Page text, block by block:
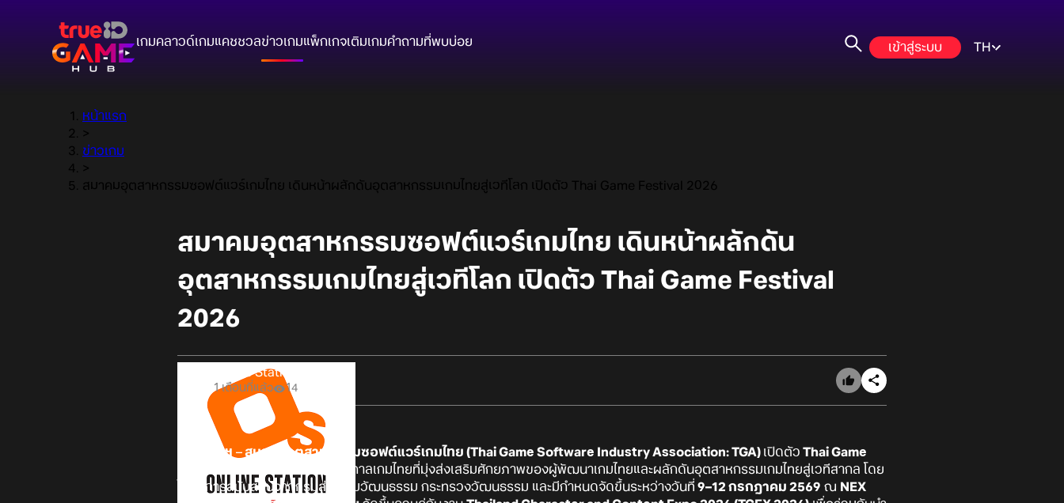
เกมคลาวด์เกมแคชชวลข่าวเกมแพ็กเกจเติมเกมคำถามที่พบบ่อย เข้าสู่ระบบ TH
หน้าแรก
>
ข่าวเกม
>
สมาคมอุตสาหกรรมซอฟต์แวร์เกมไทย เดินหน้าผลักดันอุตสาหกรรมเกมไทยสู่เวทีโลก เปิดตัว Thai Game Festival 2026
สมาคมอุตสาหกรรมซอฟต์แวร์เกมไทย เดินหน้าผลักดัน
อุตสาหกรรมเกมไทยสู่เวทีโลก เปิดตัว Thai Game Festival
2026
Online Station
1 เดือนที่แล้ว 14
กรุงเทพฯ –สมาคมอุตสาหกรรมซอฟต์แวร์เกมไทย (Thai Game Software Industry Association: TGA) เปิดตัว Thai Game
เทศกาลเกมไทยที่มุ่งส่งเสริมศักยภาพของผู้พัฒนาเกมไทยและผลักดันอุตสาหกรรมเกมไทยสู่เวทีสากล โดย
ได้รับการสนับสนุนจากกรมส่งเสริมวัฒนธรรม กระทรวงวัฒนธรรม และมีกำหนดจัดขึ้นระหว่างวันที่ 9–12 กรกฎาคม 2569 ณ NEX